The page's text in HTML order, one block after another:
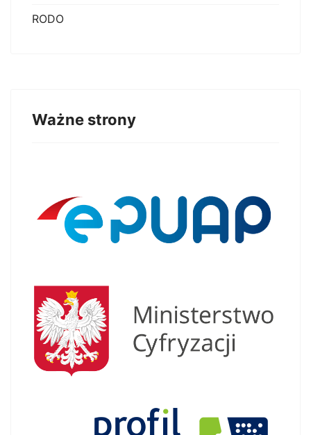
RODO
Ważne strony